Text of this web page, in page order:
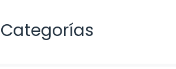
Categorías